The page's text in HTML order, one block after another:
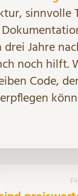
sinnvolle
drei Jahre
noch hilft.
Code,